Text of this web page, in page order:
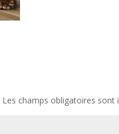
Les champs obligatoires sont